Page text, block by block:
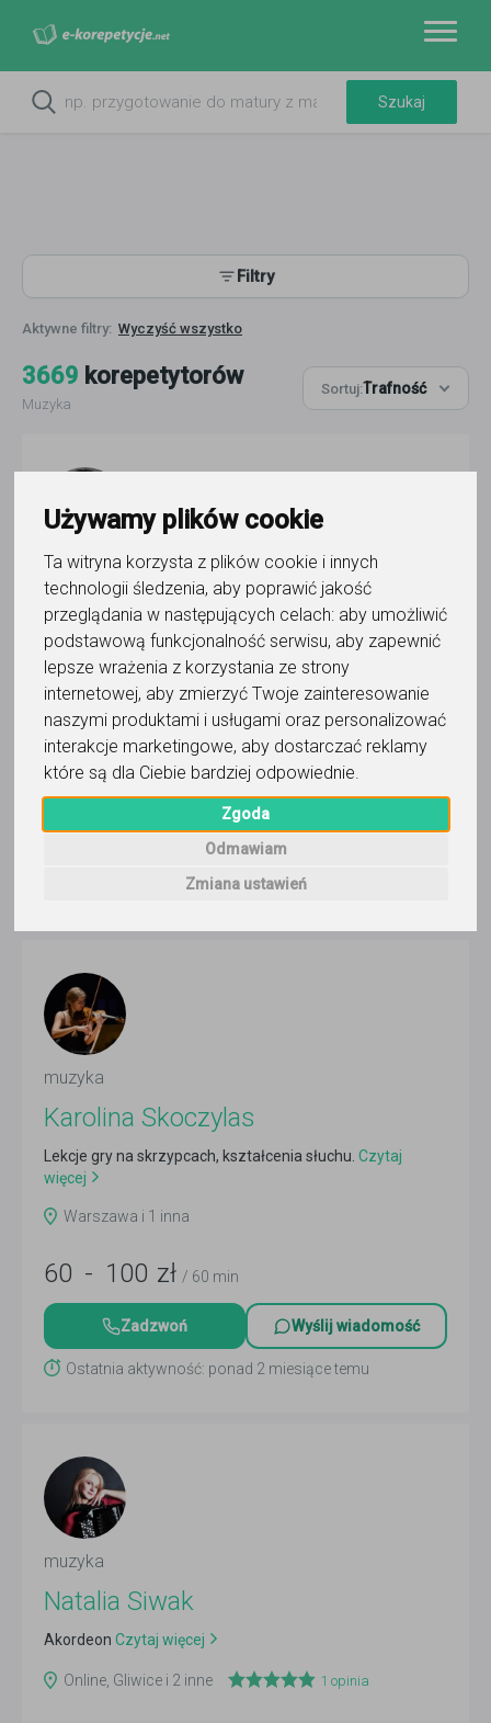
Używamy plików cookie
Ta witryna korzysta z plików cookie i innych
technologii śledzenia, aby poprawić jakość
przeglądania w następujących celach: aby umożliwić
podstawową funkcjonalność serwisu, aby zapewnić
lepsze wrażenia z korzystania ze strony
internetowej, aby zmierzyć Twoje zainteresowanie
naszymi produktami i usługami oraz personalizować
interakcje marketingowe, aby dostarczać reklamy
które są dla Ciebie bardziej odpowiednie.
Zgoda
Odmawiam
Zmiana ustawień
Filtry
Wyczyść wszystko
3669 korepetytorów
Muzyka
Sortuj:Trafność
muzyka
Nikodem Wojciechowski
Grupowe lekcje gry na pianinie dla dorosłych! Praca na
zestawie słuchawkowym w grupie do 8 osób wg metody
amerykańskiej. Zajęcia stacjonarne, Poznań.Czytaj więcej
Online, Poznań
40 zł / 60 min
Ostatnia aktywność: ponad 2 miesiące temu
muzyka
Karolina Skoczylas
Lekcje gry na skrzypcach, kształcenia słuchu. Czytaj
więcej
Warszawa i 1 inna
60 - 100 zł / 60 min
Zadzwoń Wyślij wiadomość
Ostatnia aktywność: ponad 2 miesiące temu
muzyka
Natalia Siwak
Akordeon Czytaj więcej
Online, Gliwice i 2 inne 1 opinia